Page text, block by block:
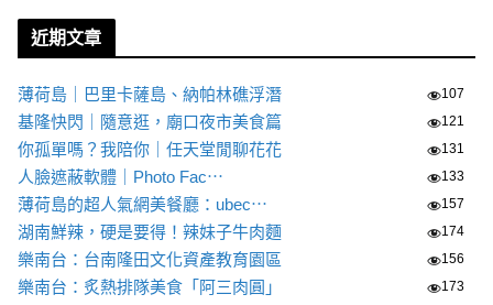
近期文章
薄荷島｜巴里卡薩島、納帕林礁浮潛 107
基隆快閃｜隨意逛，廟口夜市美食篇 121
你孤單嗎？我陪你｜任天堂閒聊花花 131
人臉遮蔽軟體｜Photo Fac⋯ 133
薄荷島的超人氣網美餐廳：ubec⋯ 157
湖南鮮辣，硬是要得！辣妹子牛肉麵 174
樂南台：台南隆田文化資產教育園區 156
樂南台：炙熱排隊美食「阿三肉圓」 173